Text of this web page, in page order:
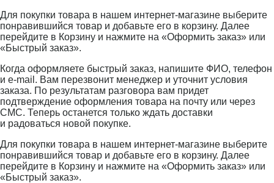
Для покупки товара в нашем интернет-магазине выберите
понравившийся товар и добавьте его в корзину. Далее
перейдите в Корзину и нажмите на «Оформить заказ» или
«Быстрый заказ».
Когда оформляете быстрый заказ, напишите ФИО, телефон
и e-mail. Вам перезвонит менеджер и уточнит условия
заказа. По результатам разговора вам придет
подтверждение оформления товара на почту или через
СМС. Теперь останется только ждать доставки
и радоваться новой покупке.
Для покупки товара в нашем интернет-магазине выберите
понравившийся товар и добавьте его в корзину. Далее
перейдите в Корзину и нажмите на «Оформить заказ» или
«Быстрый заказ».